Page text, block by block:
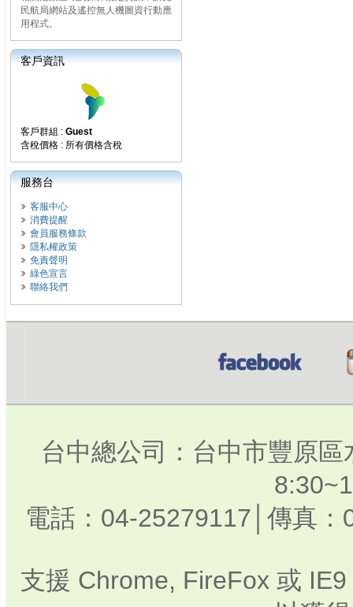
民航局網站及遙控無人機圖資行動應
用程式。
客戶資訊
客戶群組 : Guest
含稅價格 : 所有價格含稅
服務台
客服中心
消費提醒
會員服務條款
隱私權政策
免責聲明
綠色宣言
聯絡我們
台中總公司：台中市豐原
電話：04-25279117│傳真
支援 Chrome, FireFox 或